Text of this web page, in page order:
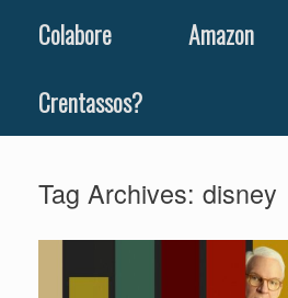
Colabore
Amazon
Crentassos?
Tag Archives: disney